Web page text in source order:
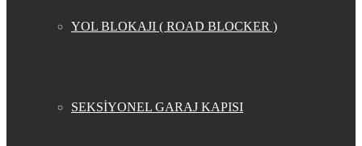
YOL BLOKAJI ( ROAD BLOCKER )
SEKSİYONEL GARAJ KAPISI